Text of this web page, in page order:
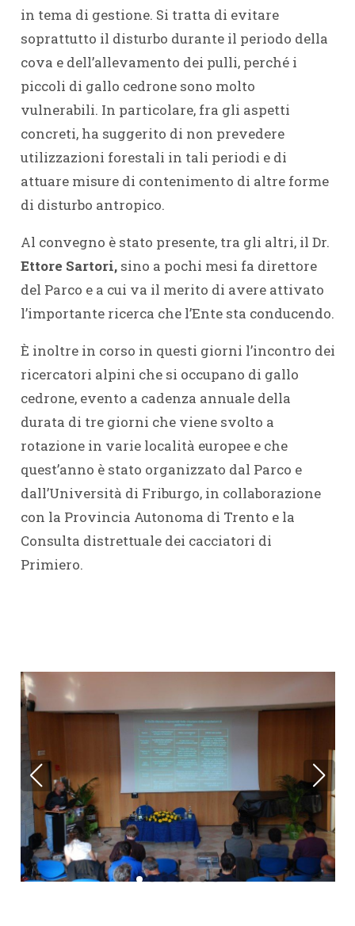
in tema di gestione. Si tratta di evitare
soprattutto il disturbo durante il periodo della
cova e dell’allevamento dei pulli, perché i
piccoli di gallo cedrone sono molto
vulnerabili. In particolare, fra gli aspetti
concreti, ha suggerito di non prevedere
utilizzazioni forestali in tali periodi e di
attuare misure di contenimento di altre forme
di disturbo antropico.
Al convegno è stato presente, tra gli altri, il Dr.
Ettore Sartori,sino a pochi mesi fa direttore
del Parco e a cui va il merito di avere attivato
l’importante ricerca che l’Ente sta conducendo.
È inoltre in corso in questi giorni l’incontro dei
ricercatori alpini che si occupano di gallo
cedrone, evento a cadenza annuale della
durata di tre giorni che viene svolto a
rotazione in varie località europee e che
quest’anno è stato organizzato dal Parco e
dall’Università di Friburgo, in collaborazione
con la Provincia Autonoma di Trento e la
Consulta distrettuale dei cacciatori di
Primiero.